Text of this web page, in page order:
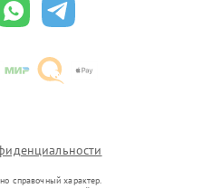
справочный характер.